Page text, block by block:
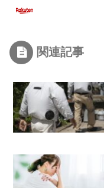
関連記事